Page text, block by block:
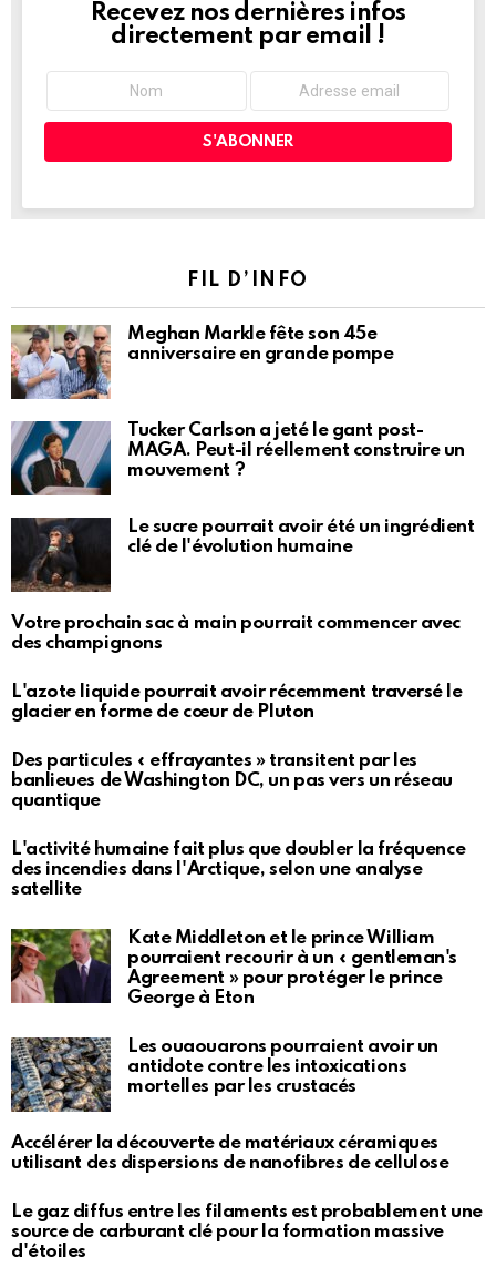
NEWSLETTER
Recevez nos dernières infos
directement par email !
FIL D’INFO
Meghan Markle fête son 45e
anniversaire en grande pompe
Tucker Carlson a jeté le gant post-
MAGA. Peut-il réellement construire un
mouvement ?
Le sucre pourrait avoir été un ingrédient
clé de l'évolution humaine
Votre prochain sac à main pourrait commencer avec
des champignons
L'azote liquide pourrait avoir récemment traversé le
glacier en forme de cœur de Pluton
Des particules « effrayantes » transitent par les
banlieues de Washington DC, un pas vers un réseau
quantique
L'activité humaine fait plus que doubler la fréquence
des incendies dans l'Arctique, selon une analyse
satellite
Kate Middleton et le prince William
pourraient recourir à un « gentleman's
Agreement » pour protéger le prince
George à Eton
Les ouaouarons pourraient avoir un
antidote contre les intoxications
mortelles par les crustacés
Accélérer la découverte de matériaux céramiques
utilisant des dispersions de nanofibres de cellulose
Le gaz diffus entre les filaments est probablement une
source de carburant clé pour la formation massive
d'étoiles